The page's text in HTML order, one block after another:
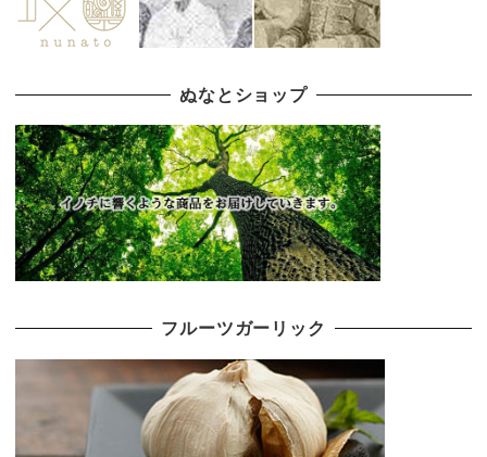
ぬなとショップ
フルーツガーリック